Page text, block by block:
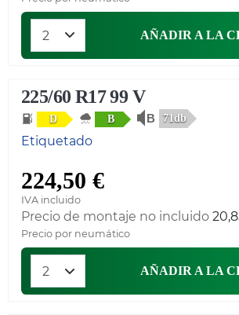
AÑADIR A LA
225/60 R17 99 V
D B 71db
Etiquetado
224,50 €
IVA incluido
Precio de montaje no incluido
Precio por neumático
AÑADIR A LA